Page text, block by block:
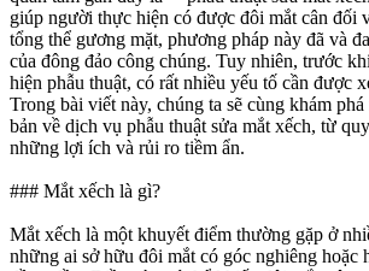
giúp người thực hiện có được đôi mắt cân đối
tổng thể gương mặt, phương pháp này đã và
của đông đảo công chúng. Tuy nhiên, trước
hiện phẫu thuật, có rất nhiều yếu tố cần được
Trong bài viết này, chúng ta sẽ cùng khám
bản về dịch vụ phẫu thuật sửa mắt xếch, từ
những lợi ích và rủi ro tiềm ẩn.
### Mắt xếch là gì?
Mắt xếch là một khuyết điểm thường gặp ở
những ai sở hữu đôi mắt có góc nghiêng hoặc